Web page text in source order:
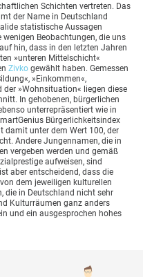
Schichten vertreten. Das
der Name in Deutschland
statistische Aussagen
Beobachtungen, die uns
hin, dass in den letzten Jahren
»unteren Mittelschicht«
Zivko gewählt haben. Gemessen
»Einkommen«,
»Wohnsituation« liegen diese
In gehobenen, bürgerlichen
unterrepräsentiert wie in
Bürgerlichkeitsindex
damit unter dem Wert 100, der
Andere Jungennamen, die in
vergeben werden und gemäß
aufweisen, sind
aber entscheidend, dass die
dem jeweiligen kulturellen
die in Deutschland nicht sehr
Kulturräumen ganz anders
und ein ausgesprochen hohes